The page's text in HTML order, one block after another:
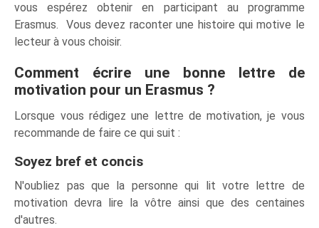
vous espérez obtenir en participant au programme
Erasmus. Vous devez raconter une histoire qui motive le
lecteur à vous choisir.
Comment écrire une bonne lettre de
motivation pour un Erasmus ?
Lorsque vous rédigez une lettre de motivation, je vous
recommande de faire ce qui suit :
Soyez bref et concis
N'oubliez pas que la personne qui lit votre lettre de
motivation devra lire la vôtre ainsi que des centaines
d'autres.